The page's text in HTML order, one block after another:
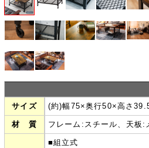
サイズ (約)幅75×奥行50×高さ
材 質 フレーム:スチール、天板:
■組立式